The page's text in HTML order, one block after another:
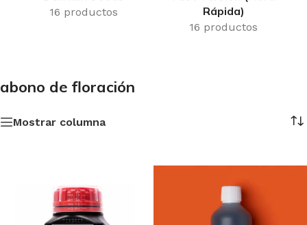
16 productos
Rápida)
16 productos
abono de floración
Mostrar columna